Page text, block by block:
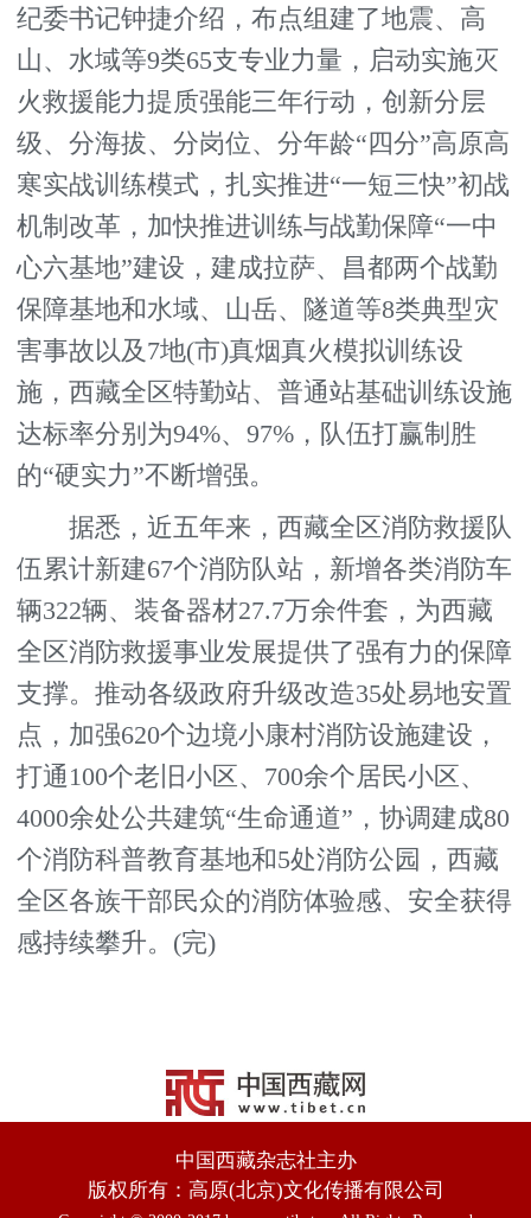
纪委书记钟捷介绍，布点组建了地震、高
山、水域等9类65支专业力量，启动实施灭
火救援能力提质强能三年行动，创新分层
级、分海拔、分岗位、分年龄“四分”高原高
寒实战训练模式，扎实推进“一短三快”初战
机制改革，加快推进训练与战勤保障“一中
心六基地”建设，建成拉萨、昌都两个战勤
保障基地和水域、山岳、隧道等8类典型灾
害事故以及7地(市)真烟真火模拟训练设
施，西藏全区特勤站、普通站基础训练设施
达标率分别为94%、97%，队伍打赢制胜
的“硬实力”不断增强。
据悉，近五年来，西藏全区消防救援队
伍累计新建67个消防队站，新增各类消防车
辆322辆、装备器材27.7万余件套，为西藏
全区消防救援事业发展提供了强有力的保障
支撑。推动各级政府升级改造35处易地安置
点，加强620个边境小康村消防设施建设，
打通100个老旧小区、700余个居民小区、
4000余处公共建筑“生命通道”，协调建成80
个消防科普教育基地和5处消防公园，西藏
全区各族干部民众的消防体验感、安全获得
感持续攀升。(完)
中国西藏杂志社主办
版权所有：高原(北京)文化传播有限公司